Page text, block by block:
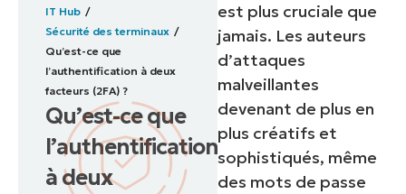
IT Hub
Sécurité des terminaux
Qu’est-ce que
l’authentification à deux
facteurs (2FA) ?
Qu’est-ce que
l’authentification
à deux
est plus cruciale que
jamais. Les auteurs
d’attaques
malveillantes
devenant de plus en
plus créatifs et
sophistiqués, même
des mots de passe